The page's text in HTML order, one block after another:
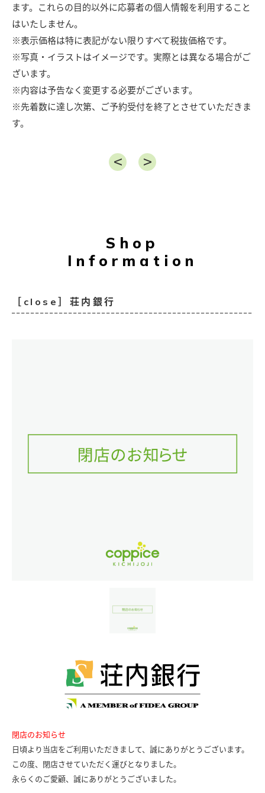
ます。これらの目的以外に応募者の個人情報を利用すること
はいたしません。
※表示価格は特に表記がない限りすべて税抜価格です。
※写真・イラストはイメージです。実際とは異なる場合がご
ざいます。
※内容は予告なく変更する必要がございます。
※先着数に達し次第、ご予約受付を終了とさせていただきま
す。
Shop
Information
［close］荘内銀行
閉店のお知らせ
日頃より当店をご利用いただきまして、誠にありがとうございます。
この度、閉店させていただく運びとなりました。
永らくのご愛顧、誠にありがとうございました。